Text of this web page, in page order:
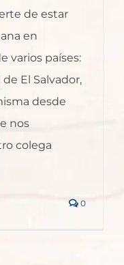
de estar
en
varios países:
El Salvador,
desde
nos
colega
0